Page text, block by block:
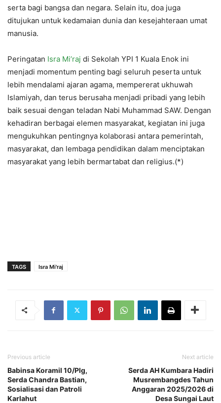
serta bagi bangsa dan negara. Selain itu, doa juga
ditujukan untuk kedamaian dunia dan kesejahteraan umat
manusia.
Peringatan Isra Mi’raj di Sekolah YPI 1 Kuala Enok ini
menjadi momentum penting bagi seluruh peserta untuk
lebih mendalami ajaran agama, mempererat ukhuwah
Islamiyah, dan terus berusaha menjadi pribadi yang lebih
baik sesuai dengan teladan Nabi Muhammad SAW. Dengan
kehadiran berbagai elemen masyarakat, kegiatan ini juga
mengukuhkan pentingnya kolaborasi antara pemerintah,
masyarakat, dan lembaga pendidikan dalam menciptakan
masyarakat yang lebih bermartabat dan religius.(*)
TAGS Isra Mi'raj
Previous article
Babinsa Koramil 10/Plg,
Serda Chandra Bastian,
Sosialisasi dan Patroli
Karlahut
Next article
Serda AH Kumbara Hadiri
Musrembangdes Tahun
Anggaran 2025/2026 di
Desa Sungai Laut